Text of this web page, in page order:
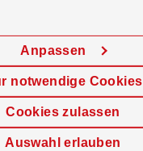
Cookies zulassen
Anpassen
Auswahl erlauben
notwendige Cookies